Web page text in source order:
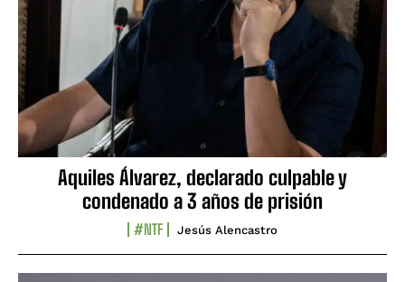
Aquiles Álvarez, declarado culpable y
condenado a 3 años de prisión
#NTF Jesús Alencastro